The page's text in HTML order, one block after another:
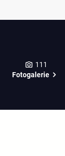
111
Fotogalerie